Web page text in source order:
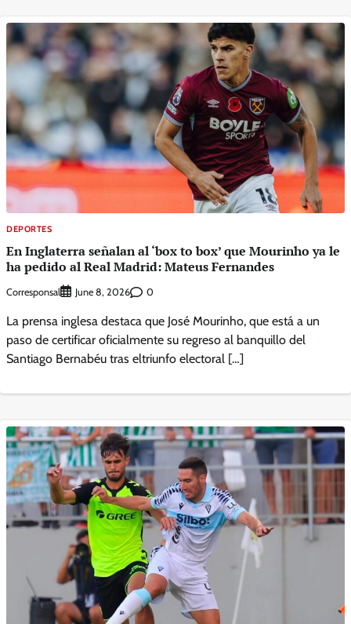
DEPORTES
En Inglaterra señalan al ‘box to box’ que Mourinho ya le
ha pedido al Real Madrid: Mateus Fernandes
Corresponsal June 8, 2026 0
La prensa inglesa destaca que José Mourinho, que está a un
paso de certificar oficialmente su regreso al banquillo del
Santiago Bernabéu tras eltriunfo electoral […]